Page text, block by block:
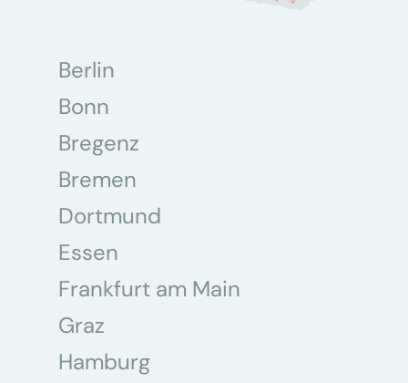
Berlin
Bonn
Bregenz
Bremen
Dortmund
Essen
Frankfurt am Main
Graz
Hamburg